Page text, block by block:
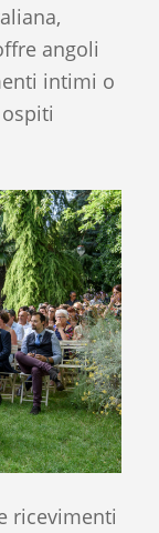
angoli
intimi o
ricevimenti